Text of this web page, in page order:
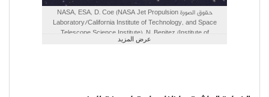
حقوق الصورة NASA, ESA, D. Coe (NASA Jet Propulsion
Laboratory/California Institute of Technology, and Space
Telescope Science Institute), N. Benitez (Institute of
Astrophysics of Andalusia, Spain), T. Broadhurst (University of
عرض المزيد